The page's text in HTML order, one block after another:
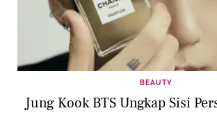
BEAUTY
Jung Kook BTS Ungkap Sisi